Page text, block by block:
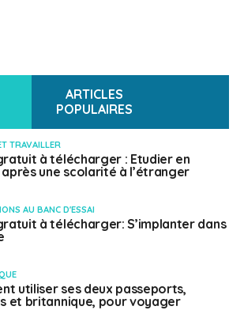
ARTICLES
POPULAIRES
TRAVAILLER
à télécharger : Etudier en
une scolarité à l’étranger
AU BANC D'ESSAI
à télécharger: S’implanter dans
utiliser ses deux passeports,
et britannique, pour voyager